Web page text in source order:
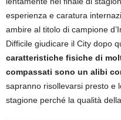
esperienza e caratura
ambire al titolo di campione
Difficile giudicare il City dopo
caratteristiche fisiche di
compassati sono un alibi
sapranno risollevarsi presto e
stagione perché la qualità